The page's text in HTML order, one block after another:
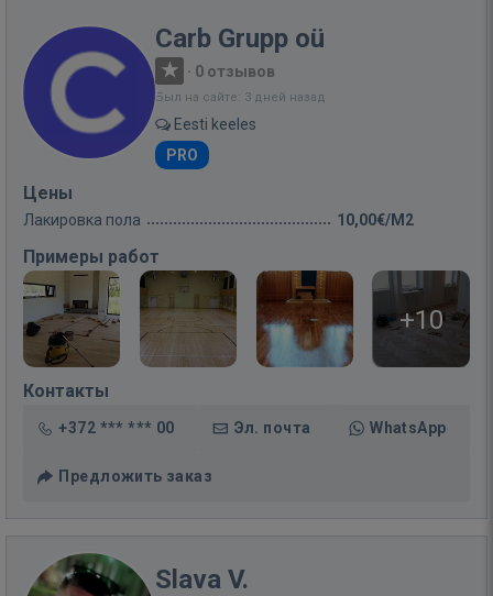
Carb Grupp oü
· 0 отзывов
Был на сайте: 3 дней назад
Eesti keeles
PRO
Цены
Лакировка пола 10,00€/M2
Примеры работ
+10
Контакты
+372 *** *** 00 Эл. почта WhatsApp
Предложить заказ
Slava V.